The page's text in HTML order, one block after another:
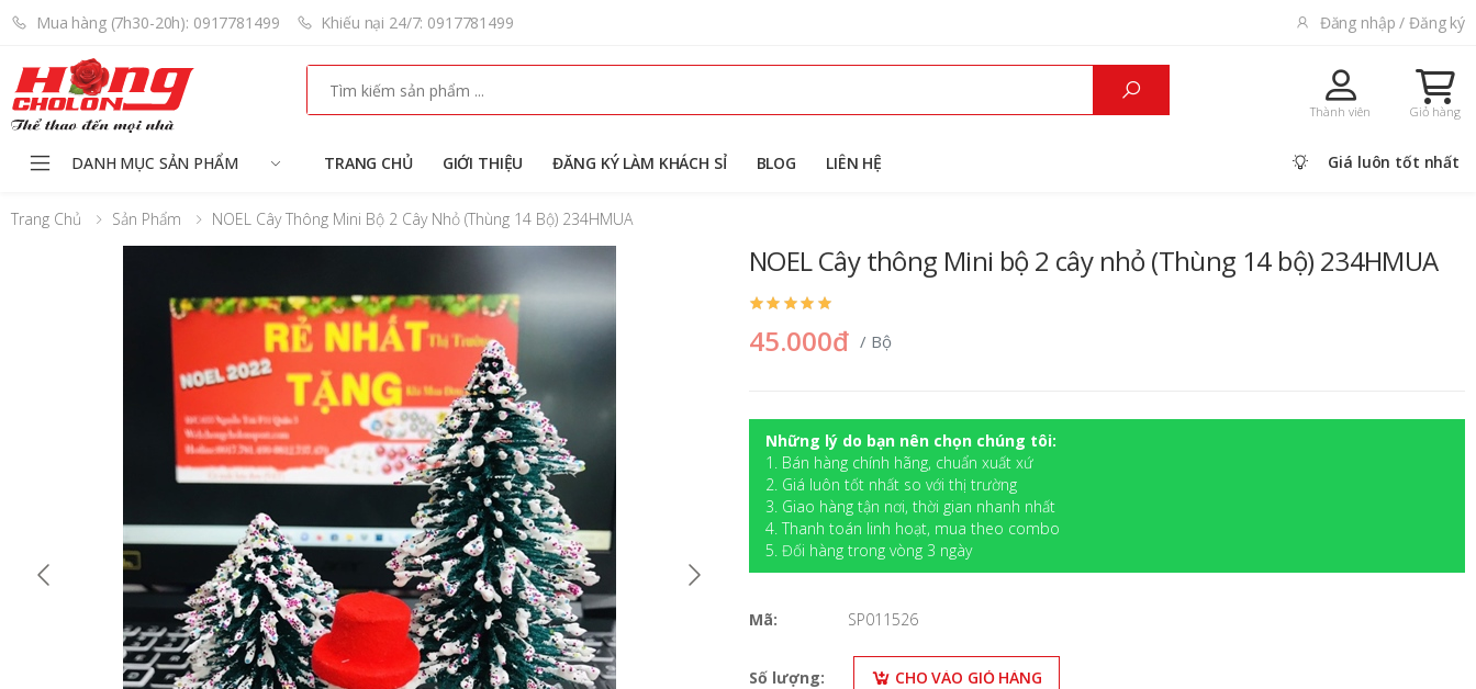
Mua hàng (7h30-20h): 0917781499 Khiếu nại 24/7: 0917781499 Đăng nhập / Đăng ký
Search
Thành viên Giỏ hàng
DANH MỤC SẢN PHẨM TRANG CHỦ GIỚI THIỆU ĐĂNG KÝ LÀM KHÁCH SỈ BLOG LIÊN HỆ Giá luôn tốt nhất
Trang Chủ Sản Phẩm NOEL Cây Thông Mini Bộ 2 Cây Nhỏ (Thùng 14 Bộ) 234HMUA
NOEL Cây thông Mini bộ 2 cây nhỏ (Thùng 14 bộ) 234HMUA
45.000đ / Bộ
Những lý do bạn nên chọn chúng tôi:
1. Bán hàng chính hãng, chuẩn xuất xứ
2. Giá luôn tốt nhất so với thị trường
3. Giao hàng tận nơi, thời gian nhanh nhất
4. Thanh toán linh hoạt, mua theo combo
5. Đối hàng trong vòng 3 ngày
Mã: SP011526
Số lượng: CHO VÀO GIỎ HÀNG